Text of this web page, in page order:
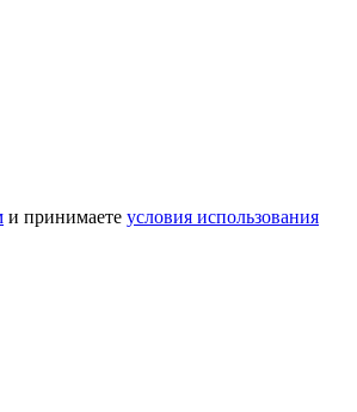
и принимаете условия использования